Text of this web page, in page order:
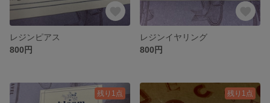
レジンピアス
800円
レジンイヤリング
800円
残り1点 残り1点